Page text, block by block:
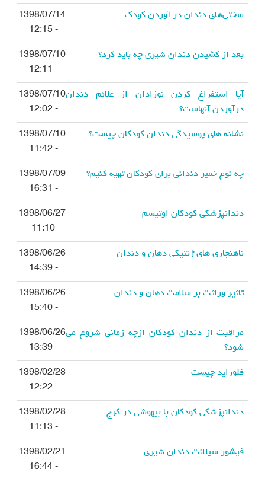
سختی‌های دندان ‌در آوردن کودک
1398/07/14
- 12:15
بعد از کشیدن دندان شیری چه باید کرد؟
1398/07/10
- 12:11
آيا استفراغ کردن نوزادان از علائم دندان
درآوردن آنهاست؟
1398/07/10
- 12:02
نشانه های پوسیدگی دندان کودکان چیست؟
1398/07/10
- 11:42
چه نوع خمیر دندانی برای کودکان تهیه کنیم؟
1398/07/09
- 16:31
دندانپزشکی کودکان اوتیسم
1398/06/27
11:10
ناهنجاری های ژنتیکی دهان و دندان
1398/06/26
- 14:39
تاثیر وراثت بر سلامت دهان و دندان
1398/06/26
- 15:40
مراقبت از دندان کودکان ازچه زمانی شروع می
شود؟
1398/06/26
- 13:39
فلوراید چیست
1398/02/28
- 12:22
دندانپزشکی کودکان با بیهوشی در کرج
1398/02/28
- 11:13
فیشور سیلانت دندان شیری
1398/02/21
- 16:44